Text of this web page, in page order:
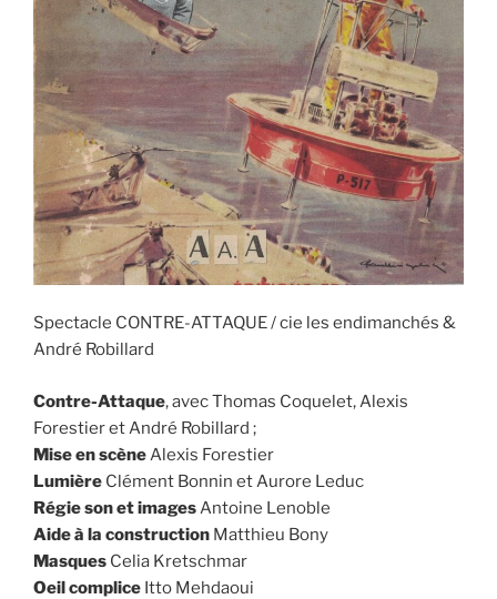
Spectacle CONTRE-ATTAQUE / cie les endimanchés &
André Robillard
Contre-Attaque, avec Thomas Coquelet, Alexis
Forestier et André Robillard ;
Mise en scèneAlexis Forestier
Lumière Clément Bonnin et Aurore Leduc
Régie son et imagesAntoine Lenoble
Aide à la construction Matthieu Bony
Masques Celia Kretschmar
Oeil complice Itto Mehdaoui